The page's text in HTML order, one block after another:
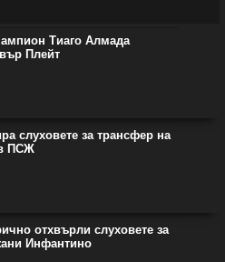
Тиаго Алмада
Плейт
слуховете за трансфер на
ПСЖ
отхвърли слуховете за
Инфантино